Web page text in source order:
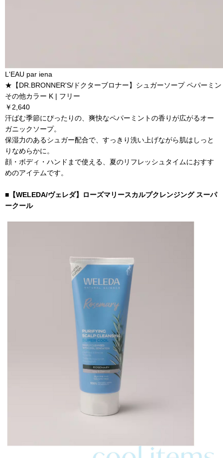
L'EAU par iena
★【DR.BRONNER'S/ドクターブロナー】シュガーソープ ペパーミ
その他カラー K | フリー
￥2,640
汗ばむ季節にぴったりの、爽快なペパーミントの香りが広がるオー
ガニックソープ。
保湿力のあるシュガー配合で、すっきり洗い上げながら肌はしっと
りなめらかに。
顔・ボディ・ハンドまで使える、夏のリフレッシュタイムにおすす
めのアイテムです。
■【WELEDA/ヴェレダ】ローズマリースカルプクレンジング スーパ
ークール